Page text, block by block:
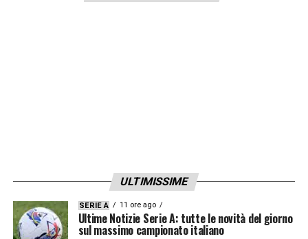
Attaccanti:7 Conceicao, 10 Yildiz, 11 Zhegrova, 13
Boga, 20 Openda, 30 David.
La squadra è ora in viaggio verso Milano:
ULTIMISSIME
SERIE A 11 ore ago
Ultime Notizie Serie A: tutte le novità del giorno
sul massimo campionato italiano